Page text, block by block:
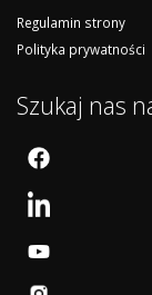
Regulamin strony
Polityka prywatności
Szukaj nas